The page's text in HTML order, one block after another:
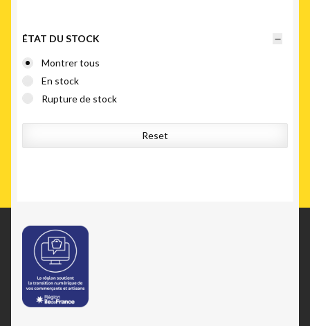
ÉTAT DU STOCK
Montrer tous
En stock
Rupture de stock
Reset